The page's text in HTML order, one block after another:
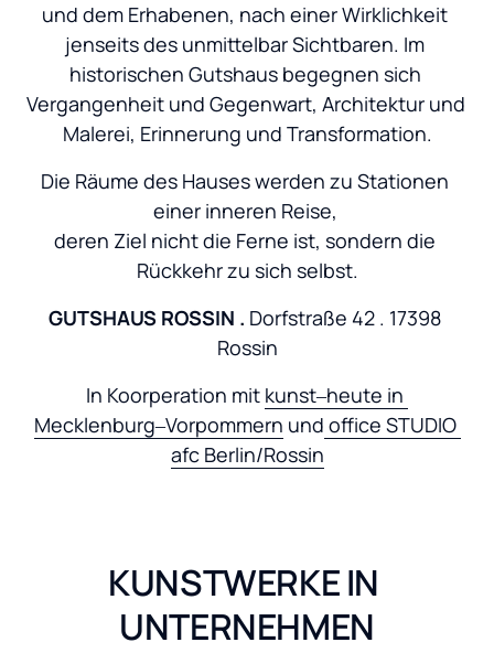
und dem Erhabenen, nach einer Wirklichkeit
jenseits des unmittelbar Sichtbaren. Im
historischen Gutshaus begegnen sich
Vergangenheit und Gegenwart, Architektur und
Malerei, Erinnerung und Transformation.
Die Räume des Hauses werden zu Stationen
einer inneren Reise,
deren Ziel nicht die Ferne ist, sondern die
Rückkehr zu sich selbst.
GUTSHAUS ROSSIN . Dorfstraße 42 . 17398
Rossin
In Koorperation mit kunst‒heute
Mecklenburg‒Vorpommern und office
STUDIO
afc Berlin/Rossin
KUNSTWERKE IN
UNTERNEHMEN